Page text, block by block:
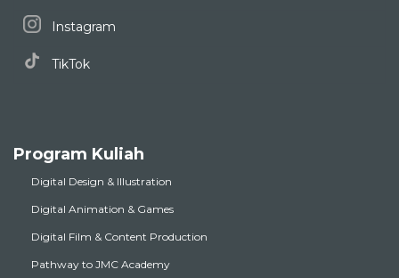
Instagram
TikTok
Program Kuliah
Digital Design & Illustration
Digital Animation & Games
Digital Film & Content Production
Pathway to JMC Academy